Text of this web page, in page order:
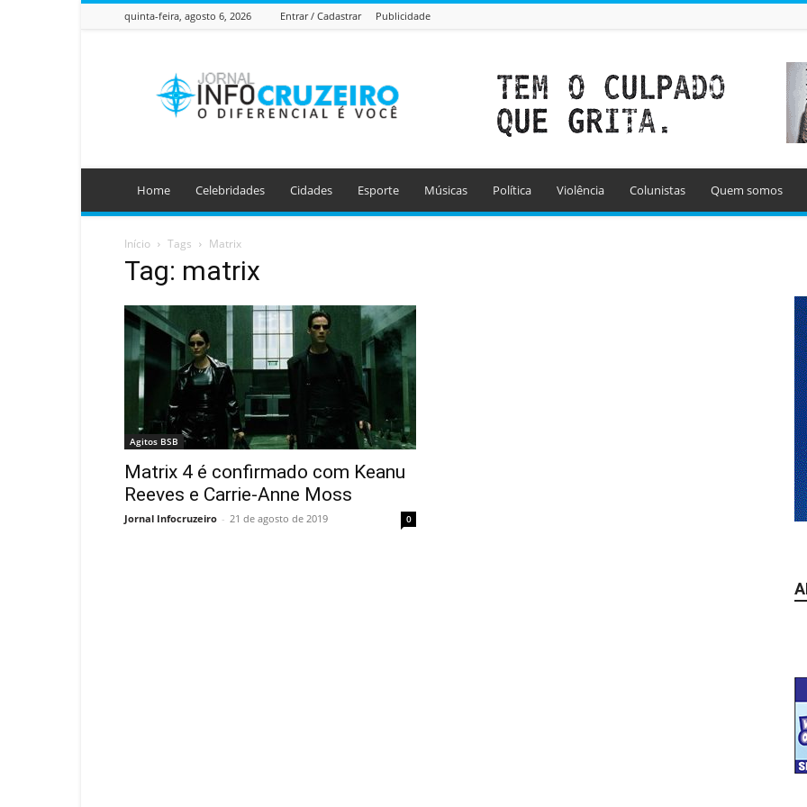
quinta-feira, agosto 6, 2026 Entrar / Cadastrar Publicidade
Info
Cruzeiro
Home Celebridades Cidades Esporte Músicas Política Violência Colunistas Quem somos
Início Tags Matrix
Tag: matrix
Agitos BSB
Matrix 4 é confirmado com Keanu
Reeves e Carrie-Anne Moss
Jornal Infocruzeiro - 21 de agosto de 2019 0